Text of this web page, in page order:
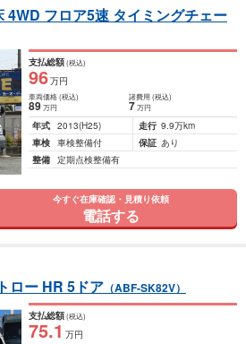
4WD フロア5速 タイミングチェー
支払総額(税込)
96万円
車両価格(税込)
89万円
諸費用 (税込)
7 万円
年式 2013(H25) 走行 9.9万km
車検 車検整備付 保証 あり
整備 定期点検整備有
今すぐ在庫確認・見積り依頼
電話する
ロー HR 5ドア （ABF-SK82V）
支払総額(税込)
75.1 万円